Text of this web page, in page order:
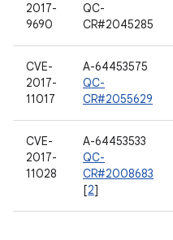
2017-
9690
QC-
CR#2045285
CVE-
2017-
11017
A-64453575
QC-
CR#2055629
CVE-
2017-
11028
A-64453533
QC-
CR#2008683
[2]